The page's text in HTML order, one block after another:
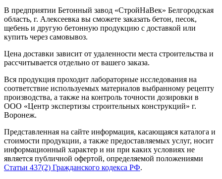
В предприятии Бетонный завод «‎СтройНаВек» Белгородская
область, г. Алексеевка вы сможете заказать бетон, песок,
щебень и другую бетонную продукцию с доставкой или
купить через самовывоз.
Цена доставки зависит от удаленности места строительства и
рассчитывается отдельно от вашего заказа.
Вся продукция проходит лабораторные исследования на
соответствие используемых материалов выбранному рецепту
производства, а также на контроль точности дозировки в
ООО «Центр экспертизы строительных конструкций» г.
Воронеж.
Представленная на сайте информация, касающаяся каталога и
стоимости продукции, а также предоставляемых услуг, носит
информационный характер и ни при каких условиях не
является публичной офертой, определяемой положениями
Статьи 437(2) Гражданского кодекса РФ.